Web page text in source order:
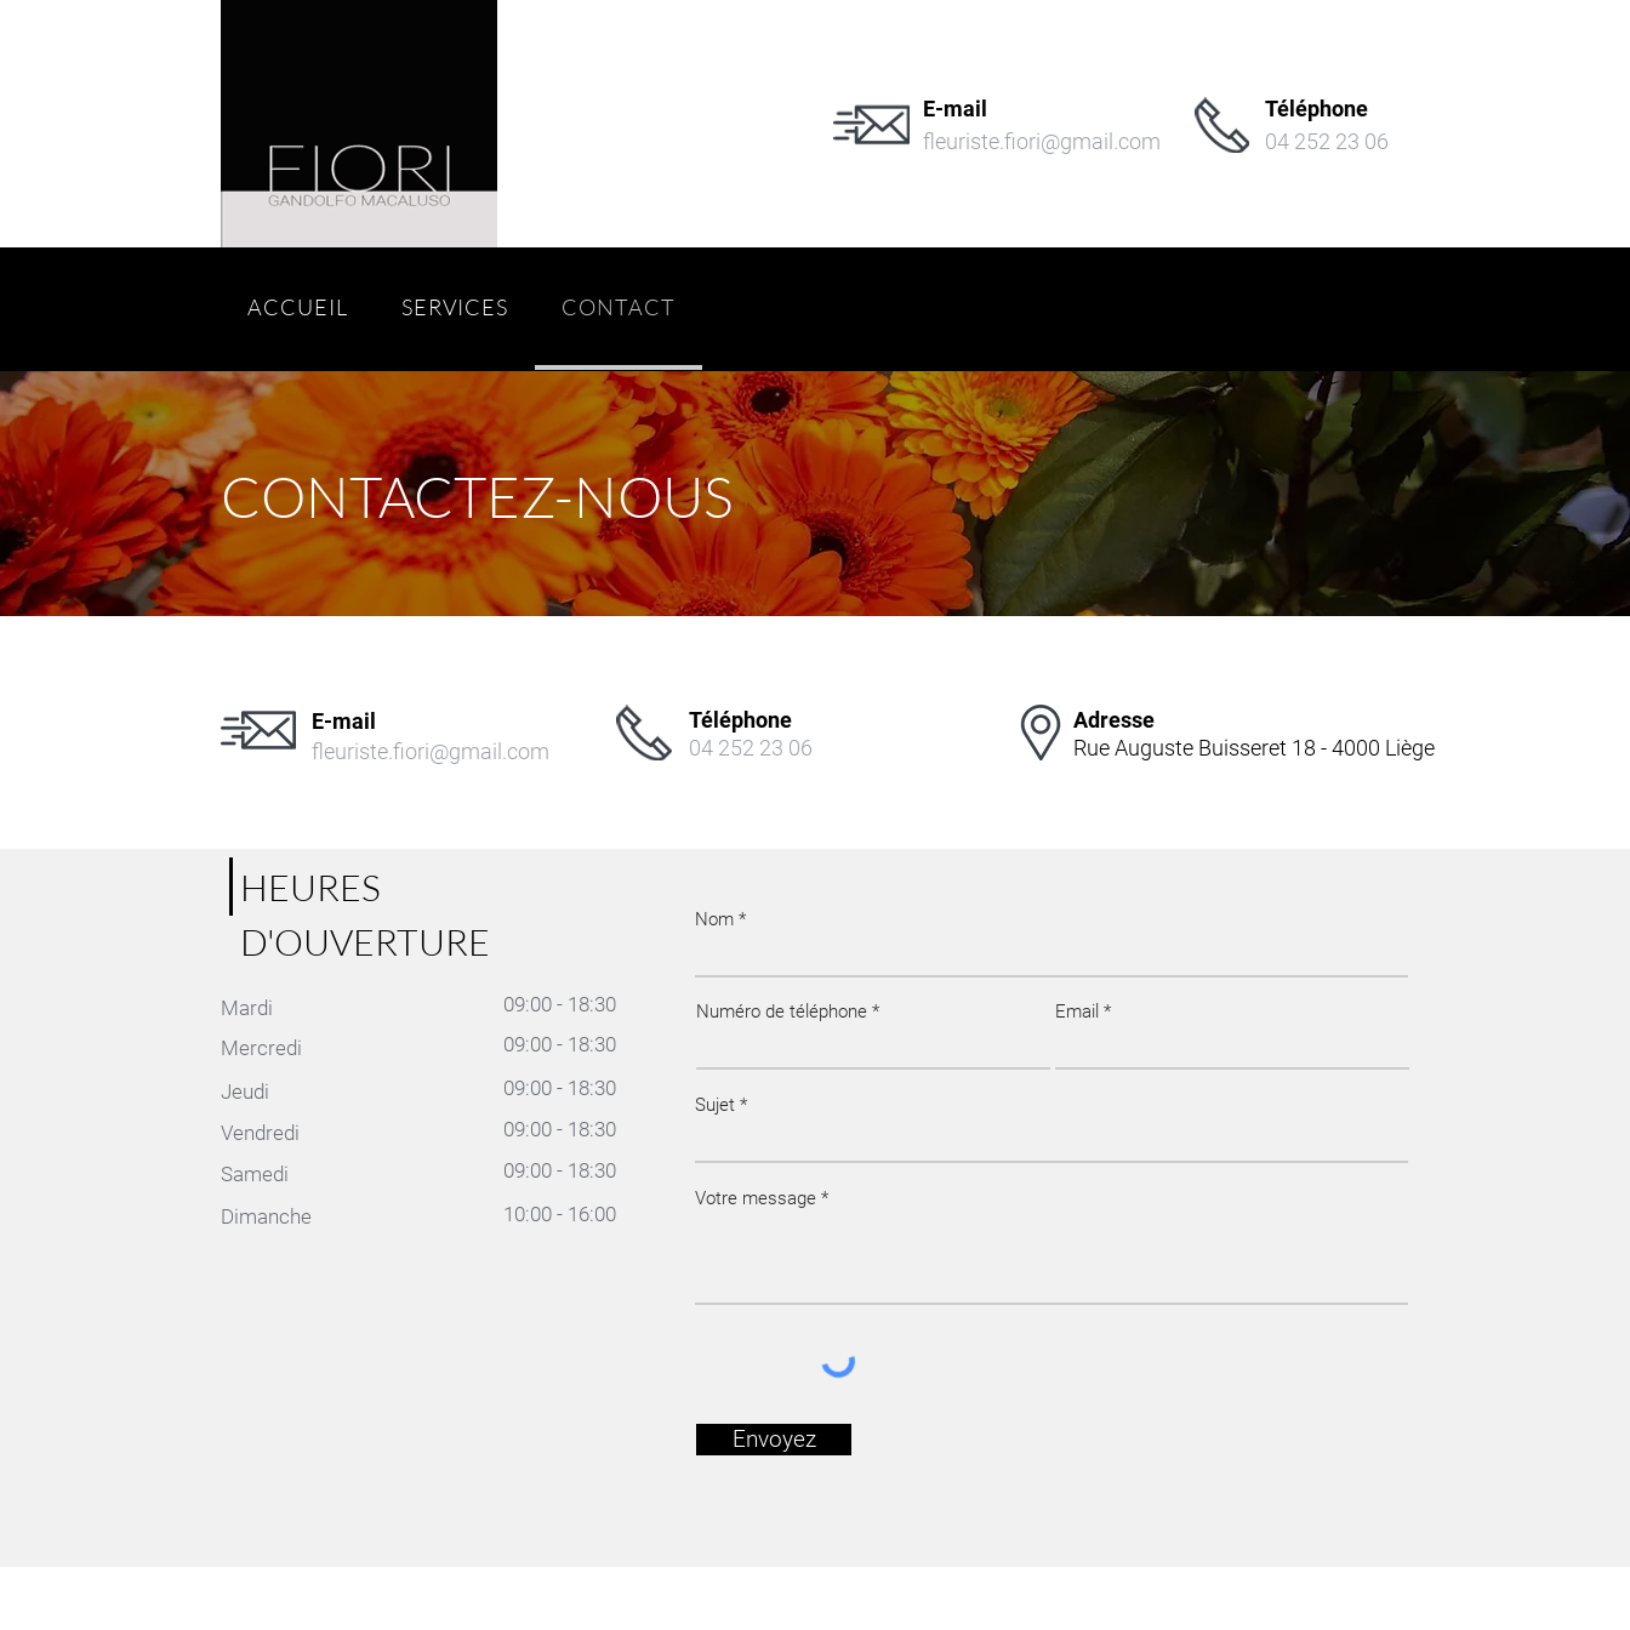
E-mail
fleuriste.fiori@gmail.com
Téléphone
04 252 23 06
ACCUEIL SERVICES CONTACT
CONTACTEZ-NOUS
E-mail
fleuriste.fiori@gmail.com
Téléphone
04 252 23 06
Adresse
Rue Auguste Buisseret 18 - 4000 Liège
HEURES
D'OUVERTURE
Mardi
Mercredi
Jeudi
Vendredi
Samedi
Dimanche
09:00 - 18:30
09:00 - 18:30
09:00 - 18:30
09:00 - 18:30
09:00 - 18:30
10:00 - 16:00
Nom
Numéro de téléphone Email
Sujet
Votre message
Envoyez